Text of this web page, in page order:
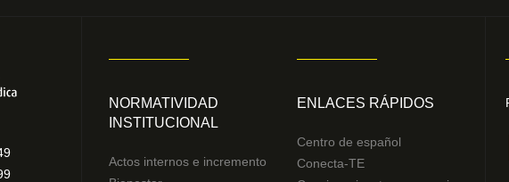
NORMATIVIDAD
INSTITUCIONAL
Actos internos e incremento
ENLACES RÁPIDOS
Centro de español
Conecta-TE